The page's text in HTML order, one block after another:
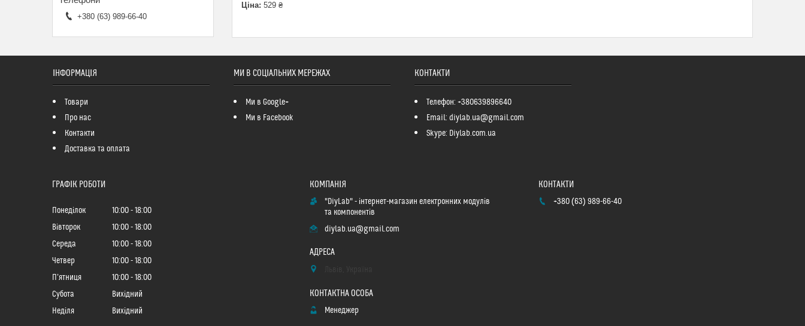
Ціна: 529 ₴
+380 (63) 989-66-40
ІНФОРМАЦІЯ
Товари
Про нас
Контакти
Доставка та оплата
МИ В СОЦІАЛЬНИХ МЕРЕЖАХ
Ми в Google+
Ми в Facebook
КОНТАКТИ
Телефон: +380639896640
Email: diylab.ua@gmail.com
Skype: Diylab.com.ua
ГРАФІК РОБОТИ
Понеділок 10:00
18:00
Вівторок
10:00
18:00
Середа
10:00
18:00
Четвер
10:00
18:00
Пʼятниця
10:00
18:00
Субота
Вихідний
Неділя
Вихідний
"DiyLab" - інтернет-магазин електронних модулів
та компонентів
diylab.ua@gmail.com
Менеджер
+380 (63) 989-66-40